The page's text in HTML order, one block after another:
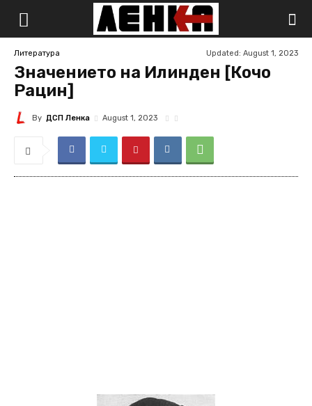
Литература Updated: August 1, 2023
Значението на Илинден [Кочо
Рацин]
By ДСП Ленка August 1, 2023